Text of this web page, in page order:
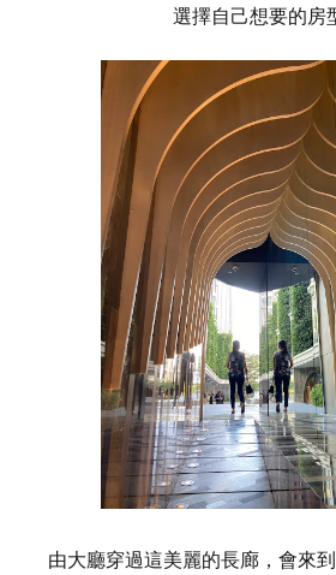
選擇自己想要的房
由大廳穿過這美麗的長廊，會來